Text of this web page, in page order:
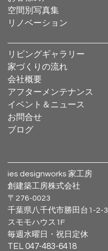
空間別写真集
リノベーション
リビングギャラリー
家づくりの流れ
会社概要
アフターメンテナンス
イベント＆ニュース
お問合せ
ブログ
ies designworks 家工房
創建築工房株式会社
〒276-0023
千葉県八千代市勝田台1-2-3
スモモハウス1F
毎週水曜日・祝日定休
TEL 047-483-6418